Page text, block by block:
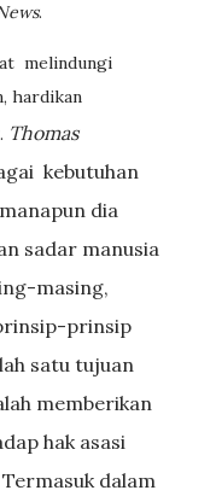
.
melindungi
hardikan
Thomas
kebutuhan
dia
sadar manusia
masing,
prinsip
satu tujuan
memberikan
hak asasi
dalam